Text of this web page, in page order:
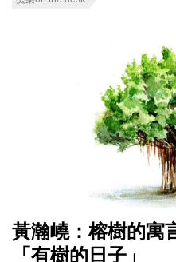
黃瀚嶢：榕樹的寓
「有樹的日子」